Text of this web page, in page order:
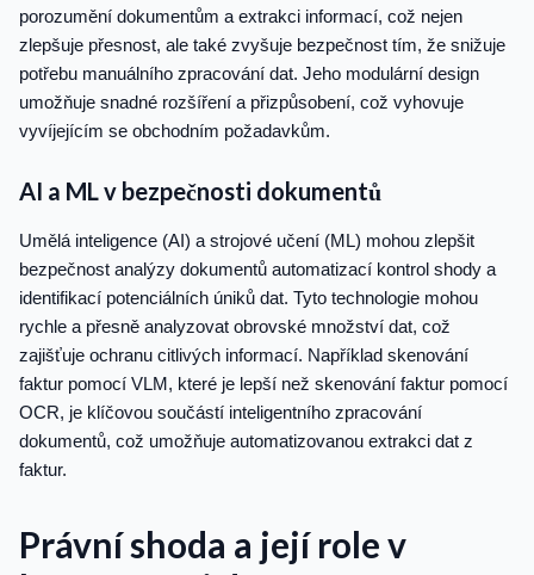
porozumění dokumentům a extrakci informací, což nejen
zlepšuje přesnost, ale také zvyšuje bezpečnost tím, že snižuje
potřebu manuálního zpracování dat. Jeho modulární design
umožňuje snadné rozšíření a přizpůsobení, což vyhovuje
vyvíjejícím se obchodním požadavkům.
AI a ML v bezpečnosti dokumentů
Umělá inteligence (AI) a strojové učení (ML) mohou zlepšit
bezpečnost analýzy dokumentů automatizací kontrol shody a
identifikací potenciálních úniků dat. Tyto technologie mohou
rychle a přesně analyzovat obrovské množství dat, což
zajišťuje ochranu citlivých informací. Například skenování
faktur pomocí VLM, které je lepší než skenování faktur pomocí
OCR, je klíčovou součástí inteligentního zpracování
dokumentů, což umožňuje automatizovanou extrakci dat z
faktur.
Právní shoda a její role v